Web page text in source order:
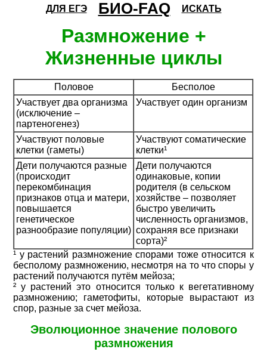
ДЛЯ ЕГЭ БИО-FAQ ИСКАТЬ
Размножение +
Жизненные циклы
Половое
Бесполое
Участвует два организма
(исключение –
партеногенез)
Участвует один организм
Участвуют половые
клетки (гаметы)
Участвуют соматические
клетки¹
Дети получаются разные
(происходит
перекомбинация
признаков отца и матери,
повышается
генетическое
разнообразие популяции)
Дети получаются
одинаковые, копии
родителя (в сельском
хозяйстве – позволяет
быстро увеличить
численность организмов,
сохраняя все признаки
сорта)²
¹ у растений размножение спорами тоже относится к
бесполому размножению, несмотря на то что споры у
растений получаются путём мейоза;
² у растений это относится только к вегетативному
размножению; гаметофиты, которые вырастают из
спор, разные за счет мейоза.
Эволюционное значение полового
размножения